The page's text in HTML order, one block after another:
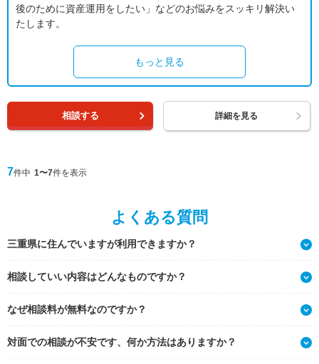
後のために資産運用をしたい」などのお悩みをスッキリ解決い
たします。
もっと見る
相談する 詳細を見る
7件中 1〜7件を表示
よくある質問
三重県に住んでいますが利用できますか？
相談していい内容はどんなものですか？
なぜ相談料が無料なのですか？
対面での相談が不安です、何か方法はありますか？